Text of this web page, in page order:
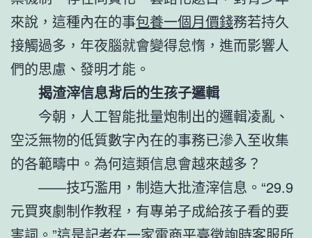
來說，這種內在的事包養一個月價錢務若持久
接觸過多，年夜腦就會變得怠惰，進而影響人
們的思慮、發明才能。
揭渣滓信息背后的生孩子邏輯
今朝，人工智能批量炮制出的邏輯凌亂、
空泛無物的低質數字內在的事務已滲入至收集
的各範疇中。為何這類信息會越來越多？
——技巧濫用，制造大批渣滓信息。“29.9
元買爽劇制作教程，有專弟子成給孩子看的要
害詞。”這是記者在一家電商平臺徵詢時客服所